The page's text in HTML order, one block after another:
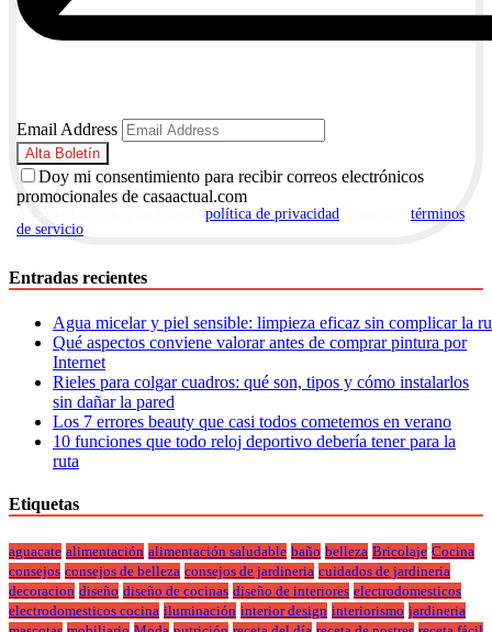
Email Address
Doy mi consentimiento para recibir correos electrónicos
promocionales de casaactual.com
política de privacidad
términos
de servicio
Entradas recientes
Agua micelar y piel sensible: limpieza eficaz sin complicar la
Qué aspectos conviene valorar antes de comprar pintura por
Internet
Rieles para colgar cuadros: qué son, tipos y cómo instalarlos
sin dañar la pared
Los 7 errores beauty que casi todos cometemos en verano
10 funciones que todo reloj deportivo debería tener para la
ruta
Etiquetas
aguacate alimentación alimentación saludable baño belleza Bricolaje Cocina
consejos consejos de belleza consejos de jardineria cuidados de jardineria
decoracion diseño diseño de cocinas diseño de interiores electrodomesticos
electrodomesticos cocina iluminación interior design interiorismo jardineria